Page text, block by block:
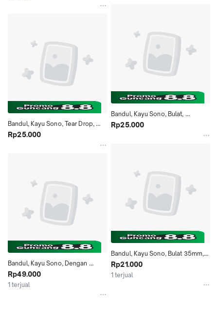
Bandul, Kayu Sono, Tear Drop,
5x50x70mm, 1 Pack Bahan
Rp25.000
Bandul, Kayu Sono, Dengan
Aksen Kerang, 1 Pack Bahan
Aksesoris
Rp49.000
1 terjual
Bandul, Kayu Sono, Bulat,
5x56mm, 1 Pack Bahan Aksesoris
Rp25.000
Bandul, Kayu Sono, Bulat 35mm,
Dengan Lubang Tengah, 1 Pack
Bahan Aksesoris
Rp21.000
1 terjual